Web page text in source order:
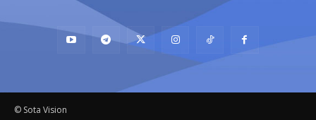
© Sota Vision